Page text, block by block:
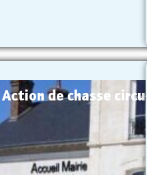
de Noël 15/07/
Action de chasse